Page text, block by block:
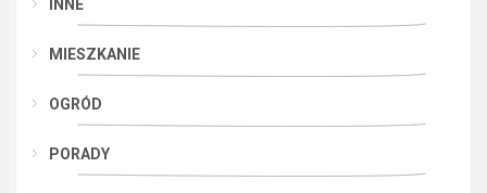
INNE
MIESZKANIE
OGRÓD
PORADY